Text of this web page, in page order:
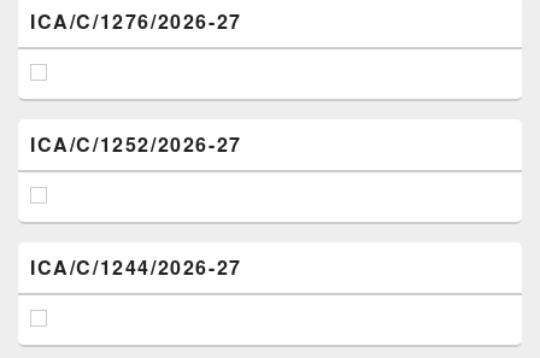
ICA/C/1276/2026-27
ICA/C/1252/2026-27
ICA/C/1244/2026-27